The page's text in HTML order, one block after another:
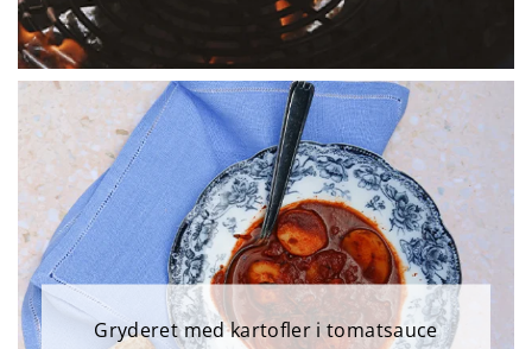
Gryderet med kartofler i tomatsauce